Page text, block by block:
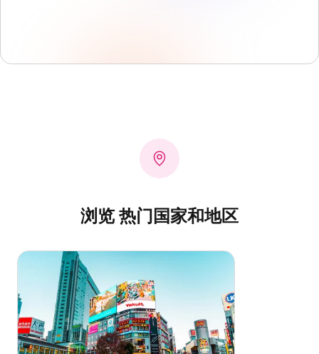
浏览 热门国家和地区